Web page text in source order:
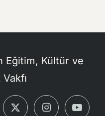
Eğitim, Kültür ve
Vakfı